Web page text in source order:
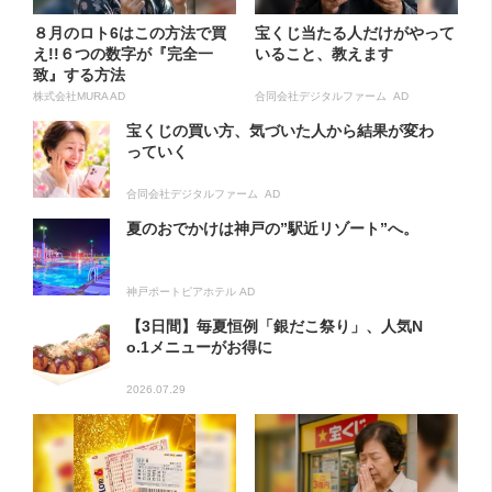
８月のロト6はこの方法で買
え!!６つの数字が『完全一
致』する方法
株式会社MURA AD
宝くじ当たる人だけがやって
いること、教えます
合同会社デジタルファーム AD
宝くじの買い方、気づいた人から結果が変わ
っていく
合同会社デジタルファーム AD
夏のおでかけは神戸の”駅近リゾート”へ。
神戸ポートピアホテル AD
【3日間】毎夏恒例「銀だこ祭り」、人気N
o.1メニューがお得に
2026.07.29